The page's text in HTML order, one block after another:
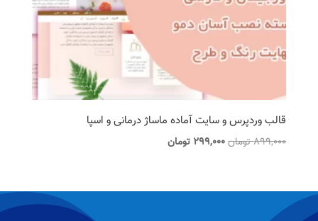
قالب وردپرس و سایت آماده ماساژ درمانی و اسپا
899,000تومانقیمت
بود.
299,000 تومانقیمت
است.